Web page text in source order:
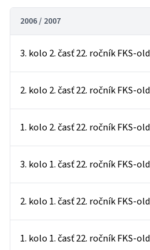
2006 / 2007
3. kolo 2. časť 22. ročník FKS-old
2. kolo 2. časť 22. ročník FKS-old
1. kolo 2. časť 22. ročník FKS-old
3. kolo 1. časť 22. ročník FKS-old
2. kolo 1. časť 22. ročník FKS-old
1. kolo 1. časť 22. ročník FKS-old